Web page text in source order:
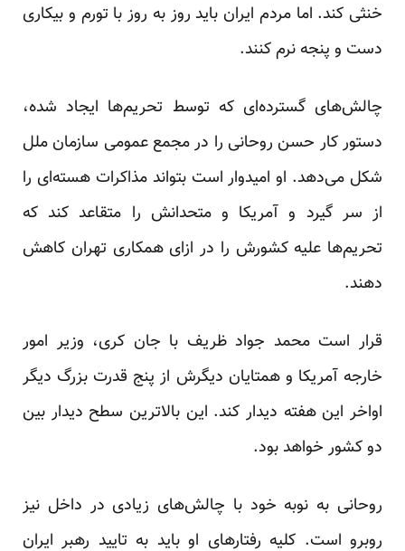
خنثی کند. اما مردم ایران باید روز به روز با تورم و بیکاری
دست و پنجه نرم کنند.
چالش‌های گسترده‌ای که توسط تحریم‌ها ایجاد شده،
دستور کار حسن روحانی را در مجمع عمومی سازمان ملل
شکل می‌دهد. او امیدوار است بتواند مذاکرات هسته‌ای را
از سر گیرد و آمریکا و متحدانش را متقاعد کند که
تحریم‌ها علیه کشورش را در ازای همکاری تهران کاهش
دهند.
قرار است محمد جواد ظریف با جان کری، وزیر امور
خارجه آمریکا و همتایان دیگرش از پنج قدرت بزرگ دیگر
اواخر این هفته دیدار کند. این بالاترین سطح دیدار بین
دو کشور خواهد بود.
روحانی به نوبه خود با چالش‌های زیادی در داخل نیز
روبرو است. کلیه رفتارهای او باید به تایید رهبر ایران